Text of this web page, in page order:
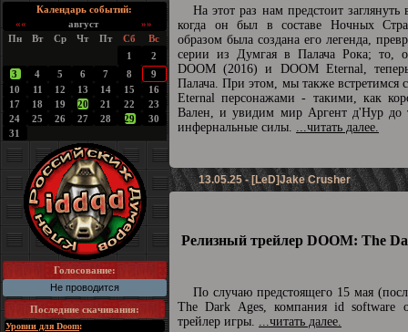
Календарь событий:
««
август
»»
Пн
Вт Ср Чт Пт Сб
Вс
1
2
3
4 5 6 7 8
9
10
11 12 13 14 15
16
17
18 19 20 21 22
23
24
25 26 27 28 29
30
31
Голосование:
Не проводится
Последние скачивания:
Уровни для Doom:
На этот раз нам предстоит
когда он был в составе Ночных
образом была создана его легенда,
серии из Думгая в Палача Рока; то, о
DOOM (2016) и DOOM Eternal,
Палача. При этом, мы также встретимся
Eternal персонажами - такими, как
Вален, и увидим мир Аргент д'Нур до
инфернальные силы. ...читать далее.
13.05.25 - [LeD]Jake Crusher
Релизный трейлер DOOM: The
По случаю предстоящего 15 мая
The Dark Ages, компания id software
трейлер игры. ...читать далее.